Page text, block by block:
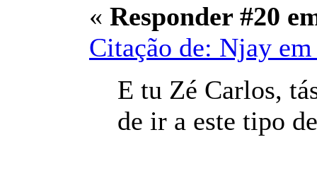
« Responder #20
Citação de: Njay
E tu Zé Carlos,
de ir a este tipo